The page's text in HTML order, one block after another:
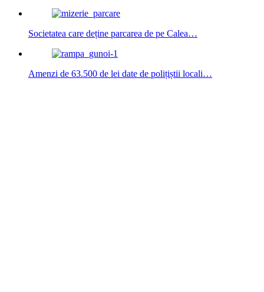
Societatea care deține parcarea de pe Calea…
Amenzi de 63.500 de lei date de polițiștii locali…